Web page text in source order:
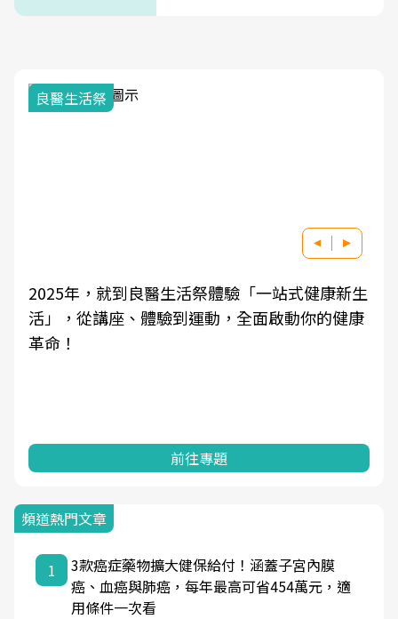
良醫生活祭
2025年，就到良醫生活祭體驗「一站式健康新生
活」，從講座、體驗到運動，全面啟動你的健康
革命！
前往專題
頻道熱門文章
1
3款癌症藥物擴大健保給付！涵蓋子宮內膜
癌、血癌與肺癌，每年最高可省454萬元，適
用條件一次看